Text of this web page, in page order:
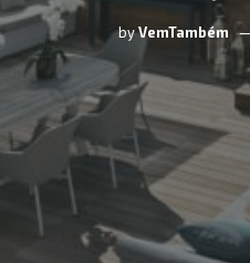
byVemTambém